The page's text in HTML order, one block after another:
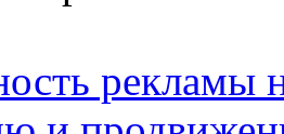
рекламы